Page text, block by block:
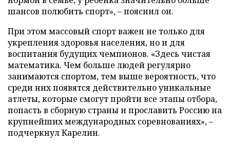
шансов полюбить спорт», – пояснил он.
При этом массовый спорт важен не только для
укрепления здоровья населения, но и для
воспитания будущих чемпионов. «Здесь чистая
математика. Чем больше людей регулярно
занимаются спортом, тем выше вероятность, что
среди них появятся действительно уникальные
атлеты, которые смогут пройти все этапы отбора,
попасть в сборную страны и прославить Россию на
крупнейших международных соревнованиях», –
подчеркнул Карелин.